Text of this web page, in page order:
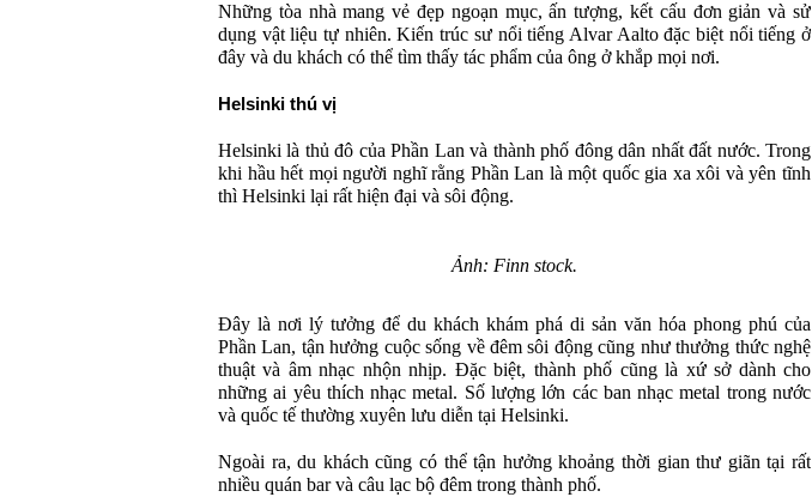
Những tòa nhà mang vẻ đẹp ngoạn mục, ấn tượng, kết cấu đơn giản và sử
dụng vật liệu tự nhiên. Kiến trúc sư nổi tiếng Alvar Aalto đặc biệt nổi tiếng ở
đây và du khách có thể tìm thấy tác phẩm của ông ở khắp mọi nơi.
Helsinki thú vị
Helsinki là thủ đô của Phần Lan và thành phố đông dân nhất đất nước. Trong
khi hầu hết mọi người nghĩ rằng Phần Lan là một quốc gia xa xôi và yên tĩnh
thì Helsinki lại rất hiện đại và sôi động.
Ảnh: Finn stock.
Đây là nơi lý tưởng để du khách khám phá di sản văn hóa phong phú của
Phần Lan, tận hưởng cuộc sống về đêm sôi động cũng như thưởng thức nghệ
thuật và âm nhạc nhộn nhịp. Đặc biệt, thành phố cũng là xứ sở dành cho
những ai yêu thích nhạc metal. Số lượng lớn các ban nhạc metal trong nước
và quốc tế thường xuyên lưu diễn tại Helsinki.
Ngoài ra, du khách cũng có thể tận hưởng khoảng thời gian thư giãn tại rất
nhiều quán bar và câu lạc bộ đêm trong thành phố.